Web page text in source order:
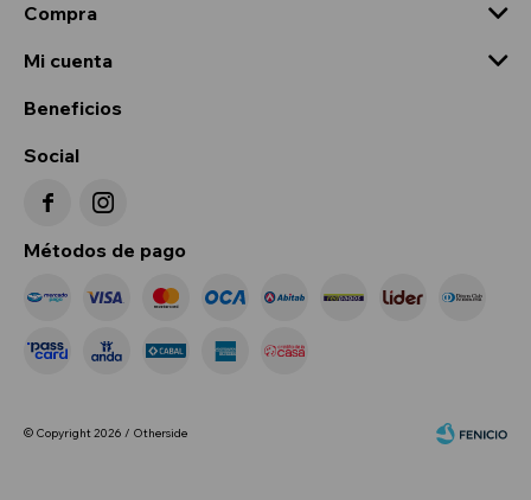
Compra
Mi cuenta
Beneficios
Social
 
Métodos de pago
© Copyright 2026 / Otherside